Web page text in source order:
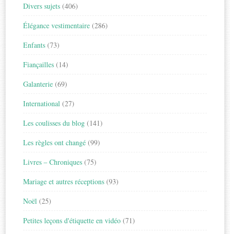
Divers sujets (406)
Élégance vestimentaire (286)
Enfants (73)
Fiançailles (14)
Galanterie (69)
International (27)
Les coulisses du blog (141)
Les règles ont changé (99)
Livres – Chroniques (75)
Mariage et autres réceptions (93)
Noël (25)
Petites leçons d'étiquette en vidéo (71)